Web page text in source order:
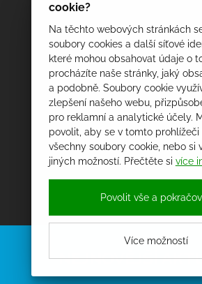
cookie?
Na těchto webových stránkách
soubory cookies a další síťové
které mohou obsahovat údaje o
procházíte naše stránky, jaký
a podobně. Soubory cookie
zlepšení našeho webu,
pro reklamní a analytické účely.
povolit, aby se v tomto prohlížeči
všechny soubory cookie, nebo si
jiných možností. Přečtěte si více
Povolit vše a
Více možností
NEJNOVĚJŠÍ